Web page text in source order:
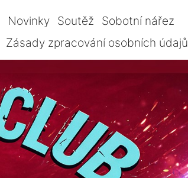
Novinky Soutěž
Sobotní nářez
Zásady zpracování osobních údajů